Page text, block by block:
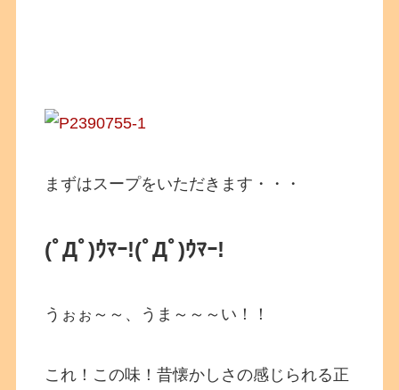
まずはスープをいただきます・・・
(ﾟДﾟ)ｳﾏｰ!(ﾟДﾟ)ｳﾏｰ!
うぉぉ～～、うま～～～い！！
これ！この味！昔懐かしさの感じられる正